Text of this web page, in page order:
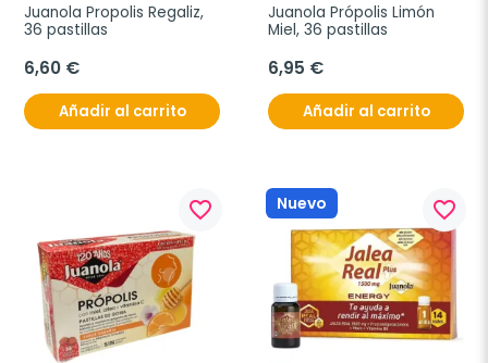
Juanola Propolis Regaliz,
36 pastillas
6,60 €
Añadir al carrito
Juanola Própolis Limón
Miel, 36 pastillas
6,95 €
Añadir al carrito
favorite_border Nuevo favorite_border